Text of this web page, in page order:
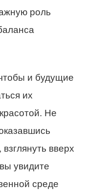
роль
и будущие
их
Не
вверх
увидите
среде